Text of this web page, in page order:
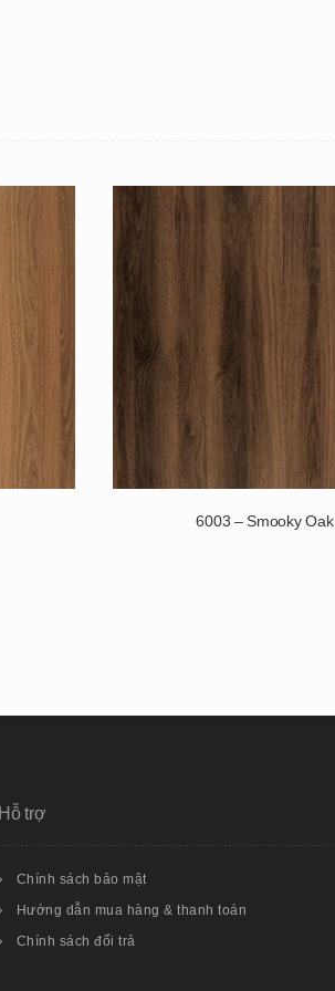
6003 – Smooky Oak
Hỗ trợ
Chính sách bảo mật
Hướng dẫn mua hàng & thanh toán
Chính sách đổi trả